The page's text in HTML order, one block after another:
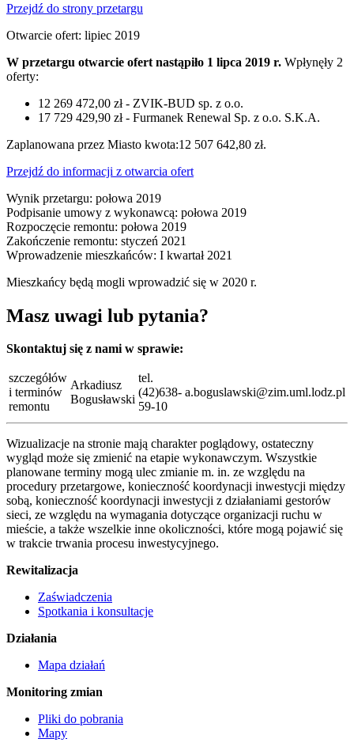
Przejdź do strony przetargu
Otwarcie ofert: lipiec 2019
W przetargu otwarcie ofert nastąpiło 1 lipca 2019 r. Wpłynęły 2
oferty:
12 269 472,00 zł - ZVIK-BUD sp. z o.o.
17 729 429,90 zł - Furmanek Renewal Sp. z o.o. S.K.A.
Zaplanowana przez Miasto kwota:12 507 642,80 zł.
Przejdź do informacji z otwarcia ofert
Wynik przetargu: połowa 2019
Podpisanie umowy z wykonawcą: połowa 2019
Rozpoczęcie remontu: połowa 2019
Zakończenie remontu: styczeń 2021
Wprowadzenie mieszkańców: I kwartał 2021
Mieszkańcy będą mogli wprowadzić się w 2020 r.
Masz uwagi lub pytania?
Skontaktuj się z nami w sprawie:
szczegółów
i terminów
remontu
Arkadiusz
Bogusławski
tel.
(42)638-
59-10
a.boguslawski@zim.uml.lodz.pl
Wizualizacje na stronie mają charakter poglądowy, ostateczny
wygląd może się zmienić na etapie wykonawczym. Wszystkie
planowane terminy mogą ulec zmianie m. in. ze względu na
procedury przetargowe, konieczność koordynacji inwestycji między
sobą, konieczność koordynacji inwestycji z działaniami gestorów
sieci, ze względu na wymagania dotyczące organizacji ruchu w
mieście, a także wszelkie inne okoliczności, które mogą pojawić się
w trakcie trwania procesu inwestycyjnego.
Rewitalizacja
Zaświadczenia
Spotkania i konsultacje
Działania
Mapa działań
Monitoring zmian
Pliki do pobrania
Mapy